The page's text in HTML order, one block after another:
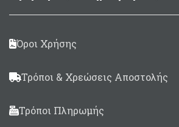
Όροι Χρήσης
Τρόποι & Χρεώσεις Αποστολής
Τρόποι Πληρωμής